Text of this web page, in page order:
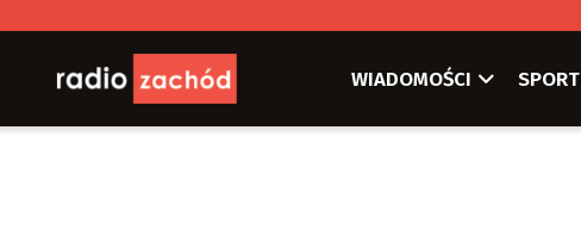
WIADOMOŚCI SPORT